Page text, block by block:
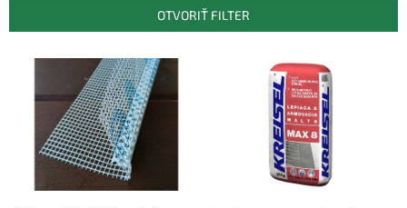
i
OTVORIŤ FILTER